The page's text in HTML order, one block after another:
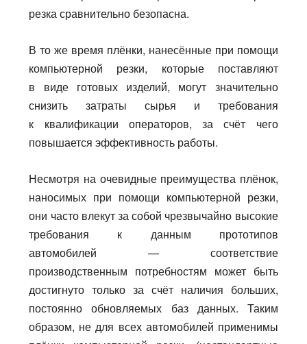
резка сравнительно безопасна.
В то же время плёнки, нанесённые при помощи
компьютерной резки, которые поставляют
в виде готовых изделий, могут значительно
снизить затраты сырья и требования
к квалификации операторов, за счёт чего
повышается эффективность работы.
Несмотря на очевидные преимущества плёнок,
наносимых при помощи компьютерной резки,
они часто влекут за собой чрезвычайно высокие
требования к данным прототипов
автомобилей — соответствие
производственным потребностям может быть
достигнуто только за счёт наличия больших,
постоянно обновляемых баз данных. Таким
образом, не для всех автомобилей применимы